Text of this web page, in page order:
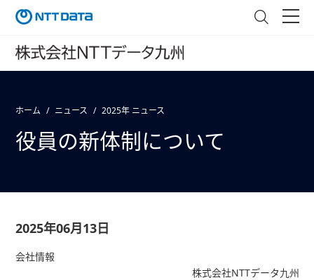
ホーム ニュース 2025年 ニュース
役員の新体制について
2025年06月13日
会社情報
株式会社NTTデータ九州